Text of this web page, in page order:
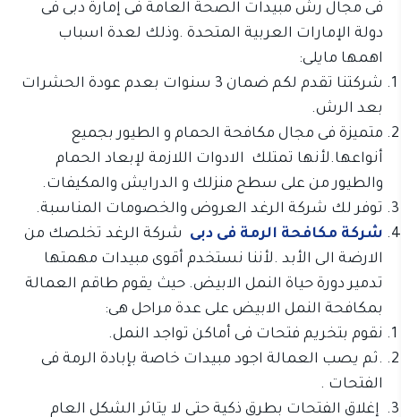
فى مجال رش مبيدات الصحة العامة فى إمارة دبى فى
دولة الإمارات العربية المتحدة .وذلك لعدة اسباب
اهمها مايلى:
شركتنا تقدم لكم ضمان 3 سنوات بعدم عودة الحشرات
بعد الرش.
متميزة فى مجال مكافحة الحمام و الطيور بجميع
أنواعها.لأنها تمتلك الادوات اللازمة لإبعاد الحمام
والطيور من على سطح منزلك و الدرايش والمكيفات.
توفر لك شركة الرغد العروض والخصومات المناسبة.
شركة مكافحة الرمة فى دبى
شركة الرغد تخلصك من
الارضة الى الأبد .لأننا نستخدم أقوى مبيدات مهمتها
تدمير دورة حياة النمل الابيض. حيث يقوم طاقم العمالة
بمكافحة النمل الابيض على عدة مراحل هى:
نقوم بتخريم فتحات فى أماكن تواجد النمل.
.ثم يصب العمالة اجود مبيدات خاصة بإبادة الرمة فى
الفتحات .
إغلاق الفتحات بطرق ذكية حتى لا يتاثر الشكل العام